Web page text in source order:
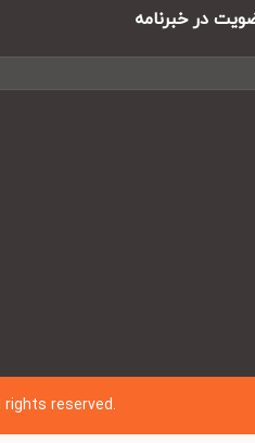
در خبرنامه
rights reserved.